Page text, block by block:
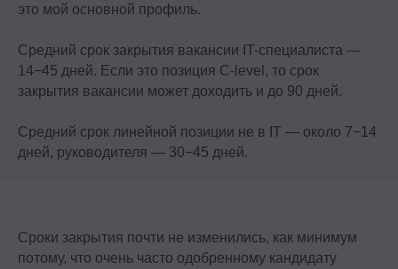
это мой основной профиль.
Средний срок закрытия вакансии IT-специалиста —
14−45 дней. Если это позиция С-level, то срок
закрытия вакансии может доходить и до 90 дней.
Средний срок линейной позиции не в IT — около 7−14
дней, руководителя — 30−45 дней.
Сроки закрытия почти не изменились, как минимум
потому, что очень часто одобренному кандидату